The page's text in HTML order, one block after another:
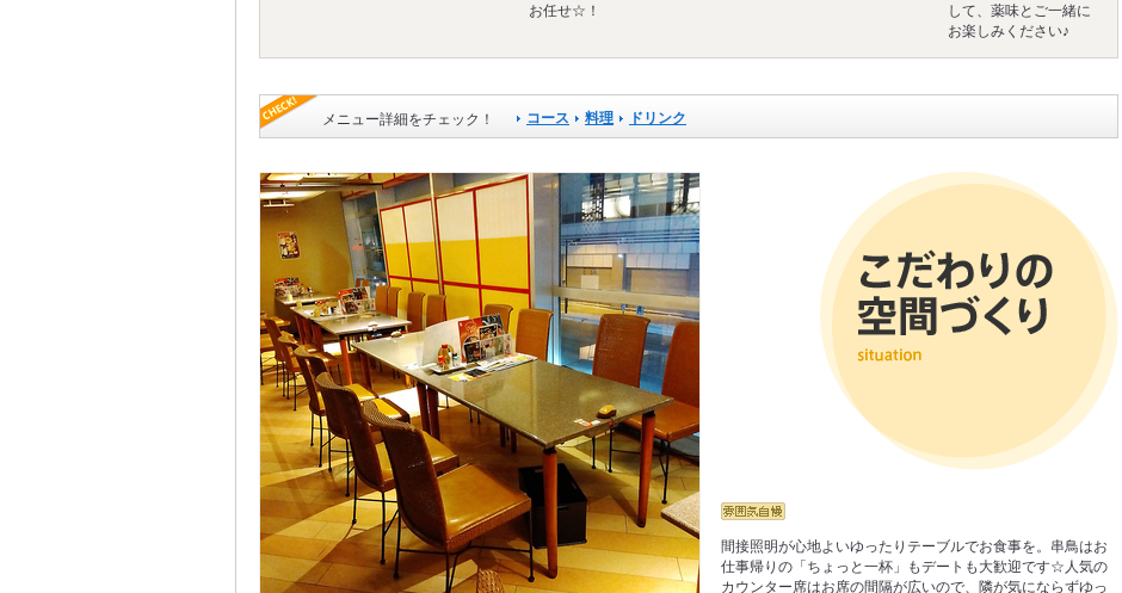
お任せ☆！
して、薬味とご一緒に
お楽しみください♪
メニュー詳細をチェック！ コース 料理 ドリンク
間接照明が心地よいゆったりテーブルでお食事を。串鳥はお
仕事帰りの「ちょっと一杯」もデートも大歓迎です☆人気の
カウンター席はお席の間隔が広いので、隣が気にならずゆっ